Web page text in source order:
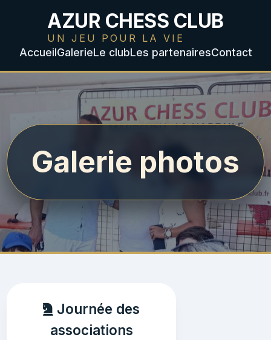
AZUR CHESS CLUB
UN JEU POUR LA VIE
AccueilGalerieLe clubLes partenairesContact
Galerie photos
Journée des
associations